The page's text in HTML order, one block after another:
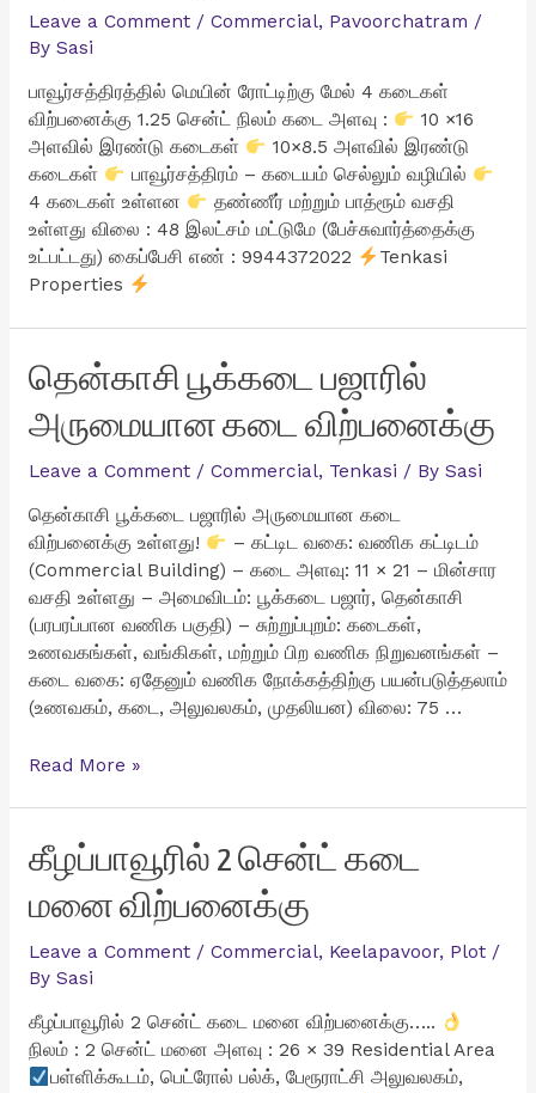
Leave a Comment / Commercial, Pavoorchatram /
By Sasi
பாவூர்சத்திரத்தில் மெயின் ரோட்டிற்கு மேல் 4 கடைகள்
விற்பனைக்கு 1.25 சென்ட் நிலம் கடை அளவு :
10 ×16
அளவில் இரண்டு கடைகள்
10×8.5 அளவில் இரண்டு
கடைகள்
பாவூர்சத்திரம் – கடையம் செல்லும் வழியில்
4 கடைகள் உள்ளன
தண்ணீர் மற்றும் பாத்ரூம் வசதி
உள்ளது விலை : 48 இலட்சம் மட்டுமே (பேச்சுவார்த்தைக்கு
உட்பட்டது) கைப்பேசி எண் : 9944372022
Tenkasi
Properties
தென்காசி பூக்கடை பஜாரில்
அருமையான கடை விற்பனைக்கு
Leave a Comment / Commercial, Tenkasi / By Sasi
தென்காசி பூக்கடை பஜாரில் அருமையான கடை
விற்பனைக்கு உள்ளது!
– கட்டிட வகை: வணிக கட்டிடம்
(Commercial Building) – கடை அளவு: 11 × 21 – மின்சார
வசதி உள்ளது – அமைவிடம்: பூக்கடை பஜார், தென்காசி
(பரபரப்பான வணிக பகுதி) – சுற்றுப்புறம்: கடைகள்,
உணவகங்கள், வங்கிகள், மற்றும் பிற வணிக நிறுவனங்கள் –
கடை வகை: ஏதேனும் வணிக நோக்கத்திற்கு பயன்படுத்தலாம்
(உணவகம், கடை, அலுவலகம், முதலியன) விலை: 75 …
தென்காசி
அருமையான
கடை
விற்பனைக்கு
Read More »
கீழப்பாவூரில் 2 சென்ட் கடை
மனை விற்பனைக்கு
Leave a Comment / Commercial, Keelapavoor, Plot/
By Sasi
கீழப்பாவூரில் 2 சென்ட் கடை மனை விற்பனைக்கு…..
நிலம் : 2 சென்ட் மனை அளவு : 26 × 39 Residential Area
பள்ளிக்கூடம், பெட்ரோல் பல்க், பேரூராட்சி அலுவலகம்,